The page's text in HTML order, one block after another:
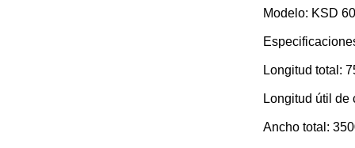
Modelo: KSD
Longitud total:
Longitud útil de
Ancho total: